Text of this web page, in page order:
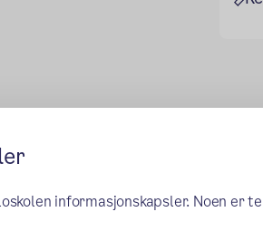
informasjonskapsler. Noen er